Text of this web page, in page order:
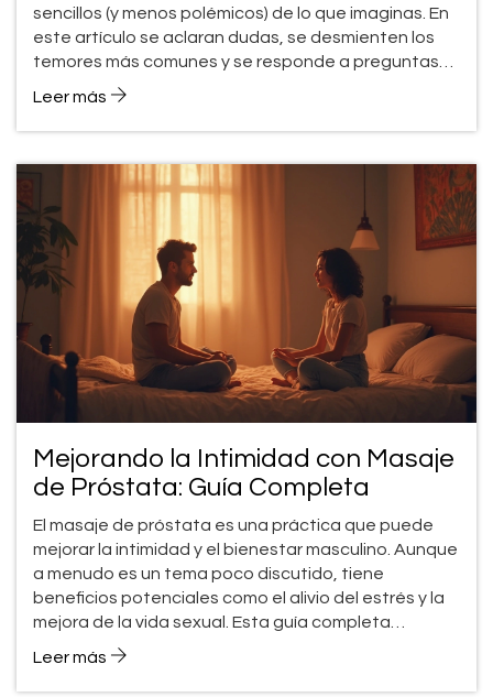
sencillos (y menos polémicos) de lo que imaginas. En
este artículo se aclaran dudas, se desmienten los
temores más comunes y se responde a preguntas
directas sobre el tema. Descubre los beneficios
necesarias para hacerlo bien. Aprende, sin
el bienestar o el placer. Olvida los tabúes: la
información objetiva es la mejor aliada.
Leer más
Mejorando la Intimidad con Masaje
de Próstata: Guía Completa
El masaje de próstata es una práctica que puede
mejorar la intimidad y el bienestar masculino. Aunque
a menudo es un tema poco discutido, tiene
beneficios potenciales como el alivio del estrés y la
mejora de la vida sexual. Esta guía completa
desglosa lo esencial que se debe saber, desde
Leer más